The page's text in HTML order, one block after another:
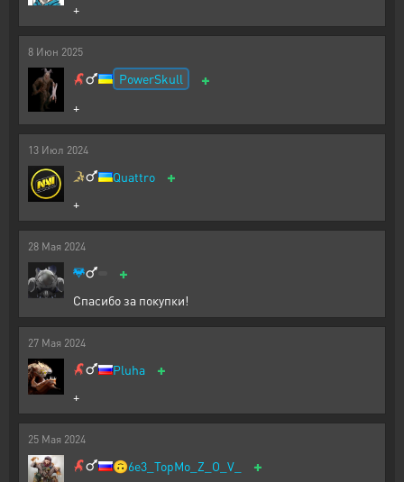
+
8 Июн 2025
PowerSkull +
+
13 Июл 2024
Quattro +
+
28 Мая 2024
+
Спасибо за покупки!
27 Мая 2024
Pluha +
+
25 Мая 2024
🙃6e3_TopMo_Z_O_V_ +